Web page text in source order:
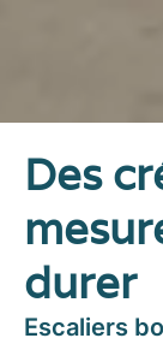
Escaliers
Des
durer